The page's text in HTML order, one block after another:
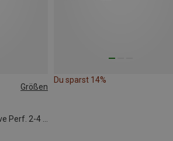
Größen
Du sparst 14%